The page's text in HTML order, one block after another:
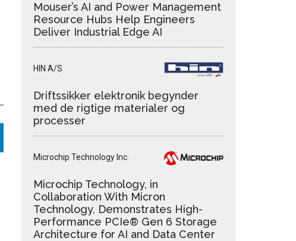
Mouser’s AI and Power Management
Resource Hubs Help Engineers
Deliver Industrial Edge AI
HIN A/S
Driftssikker elektronik begynder
med de rigtige materialer og
processer
Microchip Technology Inc.
Microchip Technology, in
Collaboration With Micron
Technology, Demonstrates High-
Performance PCIe® Gen 6 Storage
Architecture for AI and Data Center